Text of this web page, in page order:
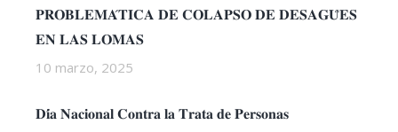
𝐏𝐑𝐎𝐁𝐋𝐄𝐌𝐀́𝐓𝐈𝐂𝐀 𝐃𝐄 𝐂𝐎𝐋𝐀𝐏𝐒𝐎 𝐃𝐄 𝐃𝐄𝐒𝐀𝐆𝐔̈𝐄𝐒
𝐄𝐍 𝐋𝐀𝐒 𝐋𝐎𝐌𝐀𝐒
10 marzo, 2025
𝐃𝐢́𝐚 𝐍𝐚𝐜𝐢𝐨𝐧𝐚𝐥 𝐂𝐨𝐧𝐭𝐫𝐚 𝐥𝐚 𝐓𝐫𝐚𝐭𝐚 𝐝𝐞 𝐏𝐞𝐫𝐬𝐨𝐧𝐚𝐬